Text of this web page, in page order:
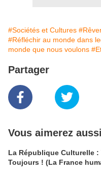
#Sociétés et Cultures
#Réfléchir au monde dans
monde que nous voulons
Partager
Vous aimerez aussi
La République Culturelle :
Toujours ! (La France